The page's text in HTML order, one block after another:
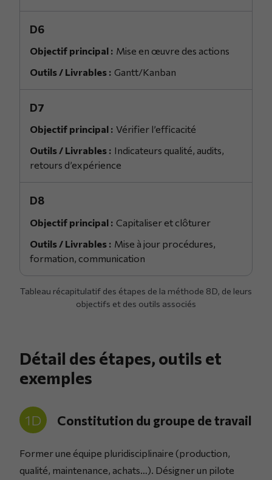
Tableau récapitulatif des étapes de la méthode 8D, de leurs
objectifs et des outils associés
D6
Mise en œuvre des actions
Gantt/Kanban
D7
Vérifier l’efficacité
Indicateurs qualité, audits,
retours d’expérience
D8
Capitaliser et clôturer
Mise à jour procédures,
formation, communication
Détail des étapes, outils et
exemples
1D Constitution du groupe de travail
Former une équipe pluridisciplinaire (production,
qualité, maintenance, achats…). Désigner un pilote